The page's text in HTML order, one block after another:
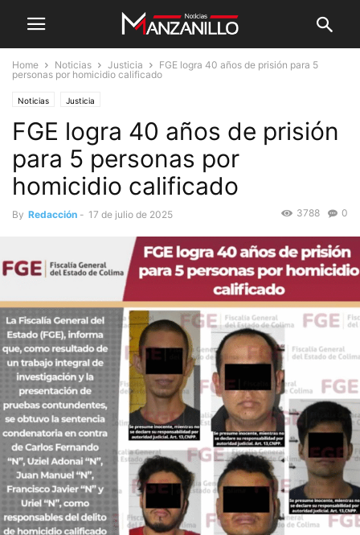
Home Noticias Justicia
FGE logra 40 años de prisión para 5
personas por homicidio calificado
Noticias Justicia
FGE logra 40 años de prisión
para 5 personas por
homicidio calificado
By Redacción - 17 de julio de 2025 0
3788